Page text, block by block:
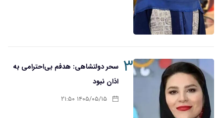
۳ سحر دولتشاهی: هدفم بی‌احترامی به
اذان نبود
۱۴۰۵/۰۵/۱۵ ۲۱:۵۰